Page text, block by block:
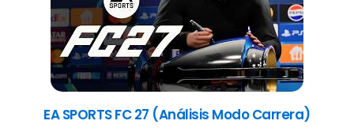
EA SPORTS FC 27 (Análisis Modo Carrera)